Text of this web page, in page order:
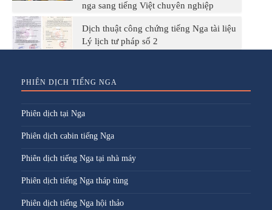
nga sang tiếng Việt chuyên nghiệp
Dịch thuật công chứng tiếng Nga tài liệu
Lý lịch tư pháp số 2
PHIÊN DỊCH TIẾNG NGA
Phiên dịch tại Nga
Phiên dịch cabin tiếng Nga
Phiên dịch tiếng Nga tại nhà máy
Phiên dịch tiếng Nga tháp tùng
Phiên dịch tiếng Nga hội thảo